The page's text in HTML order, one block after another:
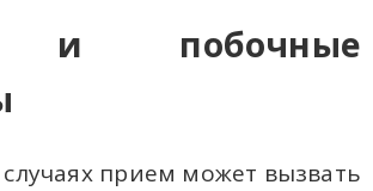
и побочные
прием может вызвать